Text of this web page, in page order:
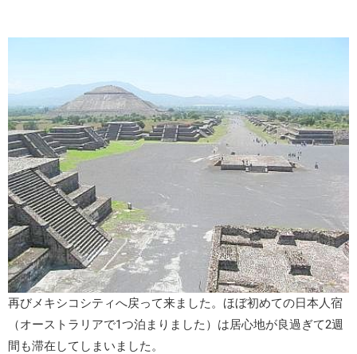
再びメキシコシティへ戻って来ました。ほぼ初めての日本人宿
（オーストラリアで1つ泊まりました）は居心地が良過ぎて2週
間も滞在してしまいました。